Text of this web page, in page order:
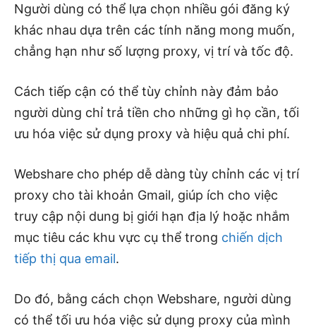
Người dùng có thể lựa chọn nhiều gói đăng ký
khác nhau dựa trên các tính năng mong muốn,
chẳng hạn như số lượng proxy, vị trí và tốc độ.
Cách tiếp cận có thể tùy chỉnh này đảm bảo
người dùng chỉ trả tiền cho những gì họ cần, tối
ưu hóa việc sử dụng proxy và hiệu quả chi phí.
Webshare cho phép dễ dàng tùy chỉnh các vị trí
proxy cho tài khoản Gmail, giúp ích cho việc
truy cập nội dung bị giới hạn địa lý hoặc nhắm
mục tiêu các khu vực cụ thể trong chiến dịch
tiếp thị qua email.
Do đó, bằng cách chọn Webshare, người dùng
có thể tối ưu hóa việc sử dụng proxy của mình